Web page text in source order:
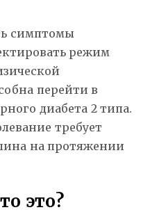
симптомы
режим
перейти в
диабета 2 типа.
требует
на протяжении
это?